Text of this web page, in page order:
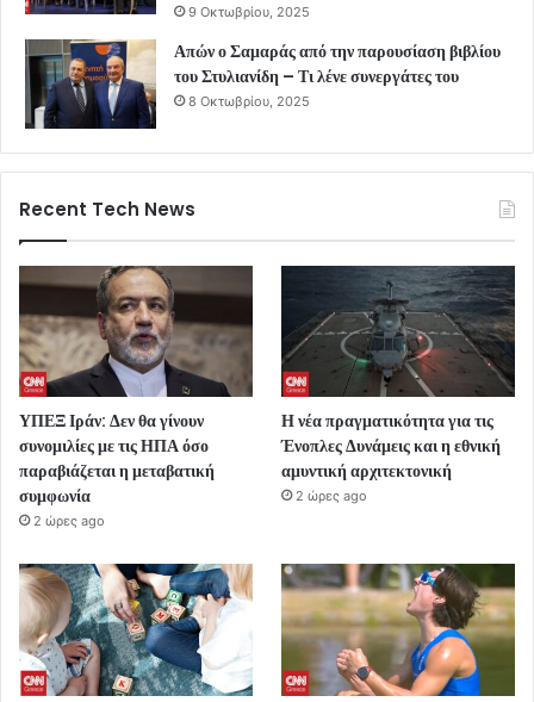
9 Οκτωβρίου, 2025
Απών ο Σαμαράς από την παρουσίαση βιβλίου
του Στυλιανίδη – Τι λένε συνεργάτες του
8 Οκτωβρίου, 2025
Recent Tech News
ΥΠΕΞ Ιράν: Δεν θα γίνουν
συνομιλίες με τις ΗΠΑ όσο
παραβιάζεται η μεταβατική
συμφωνία
2 ώρες ago
Η νέα πραγματικότητα για τις
Ένοπλες Δυνάμεις και η εθνική
αμυντική αρχιτεκτονική
2 ώρες ago